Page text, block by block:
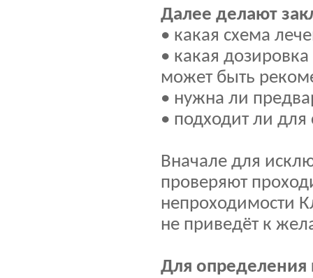
Далее делают
• какая схема
• какая
может быть
• нужна ли
• подходит ли
Вначале для
проверяют
непроходимости
не приведёт к
Для определения